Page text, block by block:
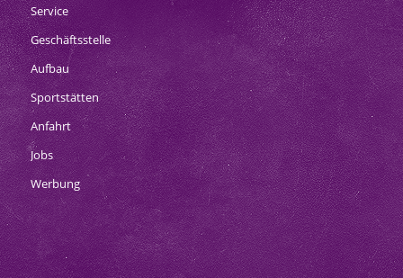
Service
Geschäftsstelle
Aufbau
Sportstätten
Anfahrt
Jobs
Werbung